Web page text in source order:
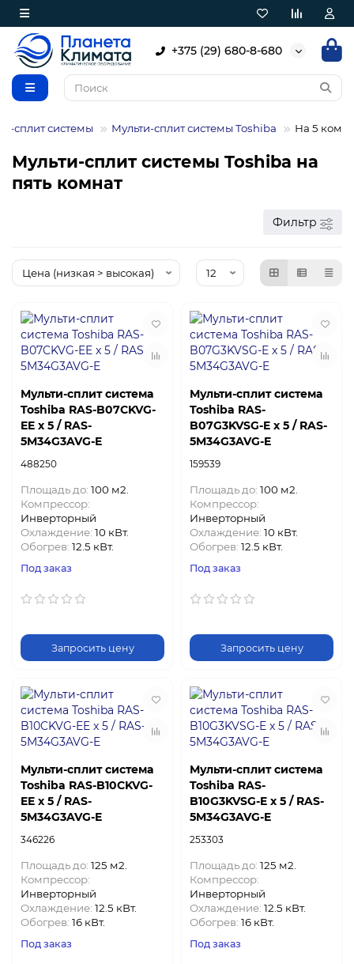
+375 (29) 680-8-680
сплит системы Мульти-сплит системы Toshiba На 5
Мульти-сплит системы Toshiba на
пять комнат
Фильтр
Мульти-сплит система
Toshiba RAS-B07CKVG-
EE x 5 / RAS-
5M34G3AVG-E
488250
Площадь до: 100 м2.
Компрессор:
Инверторный
Охлаждение: 10 кВт.
Обогрев: 12.5 кВт.
Под заказ
Запросить цену
Мульти-сплит система
Toshiba RAS-
B07G3KVSG-E x 5 / RAS-
5M34G3AVG-E
159539
Площадь до: 100 м2.
Компрессор:
Инверторный
Охлаждение: 10 кВт.
Обогрев: 12.5 кВт.
Под заказ
Запросить цену
Мульти-сплит система
Toshiba RAS-B10CKVG-
EE x 5 / RAS-
5M34G3AVG-E
346226
Площадь до: 125 м2.
Компрессор:
Инверторный
Охлаждение: 12.5 кВт.
Обогрев: 16 кВт.
Под заказ
Мульти-сплит система
Toshiba RAS-
B10G3KVSG-E x 5 / RAS-
5M34G3AVG-E
253303
Площадь до: 125 м2.
Компрессор:
Инверторный
Охлаждение: 12.5 кВт.
Обогрев: 16 кВт.
Под заказ